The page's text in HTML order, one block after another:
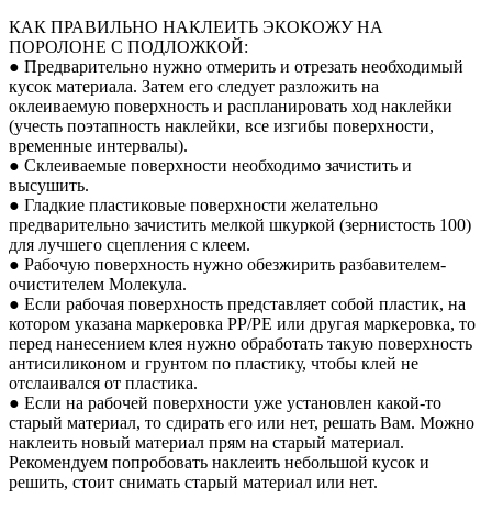
КАК ПРАВИЛЬНО НАКЛЕИТЬ ЭКОКОЖУ НА
ПОРОЛОНЕ С ПОДЛОЖКОЙ:
● Предварительно нужно отмерить и отрезать необходимый
кусок материала. Затем его следует разложить на
оклеиваемую поверхность и распланировать ход наклейки
(учесть поэтапность наклейки, все изгибы поверхности,
временные интервалы).
● Склеиваемые поверхности необходимо зачистить и
высушить.
● Гладкие пластиковые поверхности желательно
предварительно зачистить мелкой шкуркой (зернистость 100)
для лучшего сцепления с клеем.
● Рабочую поверхность нужно обезжирить разбавителем-
очистителем Молекула.
● Если рабочая поверхность представляет собой пластик, на
котором указана маркеровка PP/PE или другая маркеровка, то
перед нанесением клея нужно обработать такую поверхность
антисиликоном и грунтом по пластику, чтобы клей не
отслаивался от пластика.
● Если на рабочей поверхности уже установлен какой-то
старый материал, то сдирать его или нет, решать Вам. Можно
наклеить новый материал прям на старый материал.
Рекомендуем попробовать наклеить небольшой кусок и
решить, стоит снимать старый материал или нет.